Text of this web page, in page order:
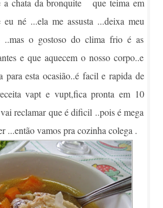
a chata da bronquite que teima em
eu né ...ela me assusta ...deixa meu
..mas o gostoso do clima frio é as
e que aquecem o nosso corpo..e
para esta ocasião..é facil e rapida de
vapt e vupt,fica pronta em 10
reclamar que é dificil ..pois é mega
...então vamos pra cozinha colega .